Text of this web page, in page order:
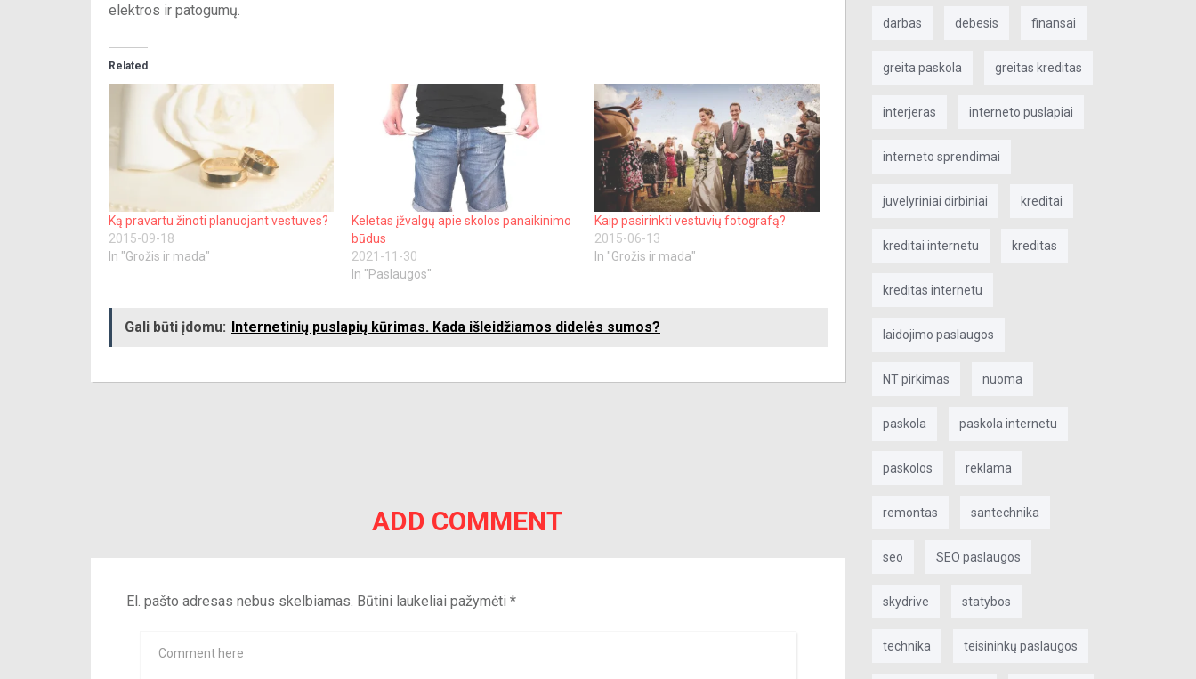
elektros ir patogumų.
Related
Ką pravartu žinoti planuojant vestuves?
2015-09-18
In "Grožis ir mada"
Keletas įžvalgų apie skolos panaikinimo
būdus
2021-11-30
In "Paslaugos"
Kaip pasirinkti vestuvių fotografą?
2015-06-13
In "Grožis ir mada"
Gali būti įdomu: Internetinių puslapių kūrimas. Kada išleidžiamos didelės sumos?
ADD COMMENT
El. pašto adresas nebus skelbiamas. Būtini laukeliai pažymėti *
darbas debesis finansai
greita paskola greitas kreditas
interjeras interneto puslapiai
interneto sprendimai
juvelyriniai dirbiniai kreditai
kreditai internetu kreditas
kreditas internetu
laidojimo paslaugos
NT pirkimas nuoma
paskola paskola internetu
paskolos reklama
remontas santechnika
seo SEO paslaugos
skydrive statybos
technika teisininkų paslaugos